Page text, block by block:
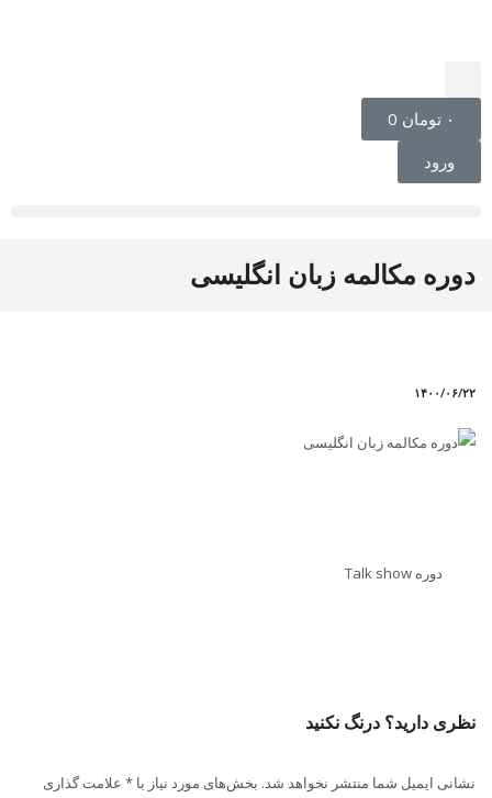
۰ تومان 0
ورود
دوره مکالمه زبان انگلیسی
۱۴۰۰/۰۶/۲۲
دوره Talk show
نظری دارید؟ درنگ نکنید
نشانی ایمیل شما منتشر نخواهد شد. بخش‌های مورد نیاز با * علامت گذاری